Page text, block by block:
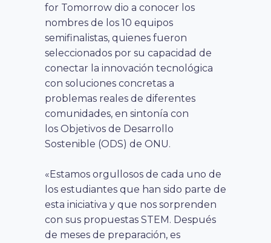
for Tomorrow dio a conocer los
nombres de los 10 equipos
semifinalistas, quienes fueron
seleccionados por su capacidad de
conectar la innovación tecnológica
con soluciones concretas a
problemas reales de diferentes
comunidades, en sintonía con
los Objetivos de Desarrollo
Sostenible (ODS) de ONU.
«Estamos orgullosos de cada uno de
los estudiantes que han sido parte de
esta iniciativa y que nos sorprenden
con sus propuestas STEM. Después
de meses de preparación, es